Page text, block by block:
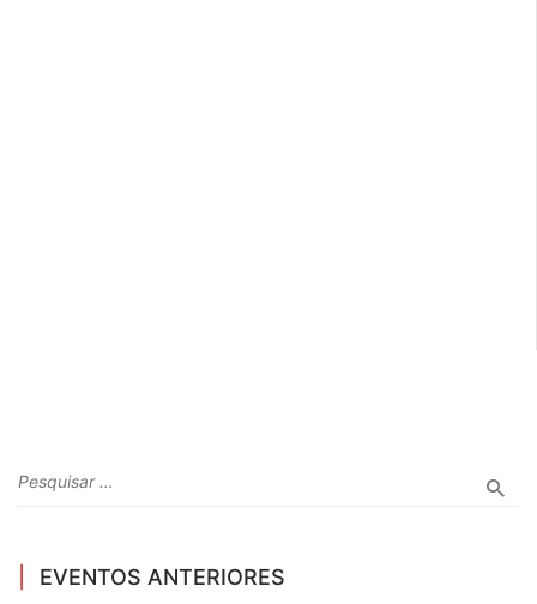
EVENTOS ANTERIORES